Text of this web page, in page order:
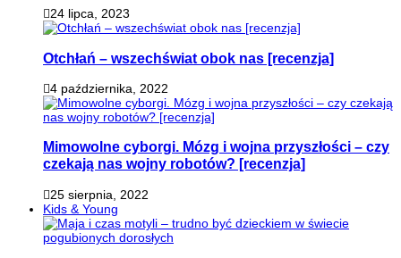
24 lipca, 2023
Otchłań – wszechświat obok nas [recenzja]
4 października, 2022
Mimowolne cyborgi. Mózg i wojna przyszłości – czy
czekają nas wojny robotów? [recenzja]
25 sierpnia, 2022
Kids & Young